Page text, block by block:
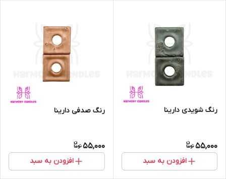
رنگ شویدی دارینا
55,000
افزودن به سبد
رنگ صدفی دارینا
55,000
افزودن به سبد